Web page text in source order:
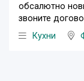
обсалютно
звоните
Кухни